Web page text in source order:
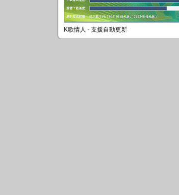
K歌情人 - 支援自動更新